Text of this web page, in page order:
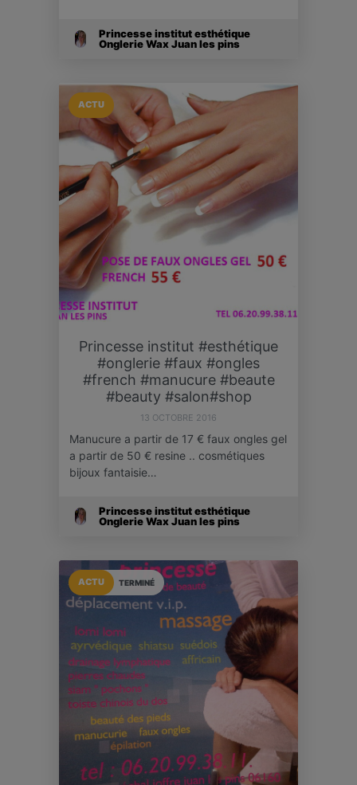
Princesse institut esthétique
Onglerie Wax Juan les pins
ACTU
Princesse institut #esthétique
#onglerie #faux #ongles
#french #manucure #beaute
#beauty #salon#shop
13 OCTOBRE 2016
Manucure a partir de 17 € faux ongles gel
a partir de 50 € resine .. cosmétiques
bijoux fantaisie…
Princesse institut esthétique
Onglerie Wax Juan les pins
TERMINÉ
ACTU